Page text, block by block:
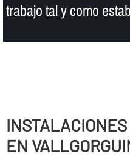
trabajo tal y como
EN